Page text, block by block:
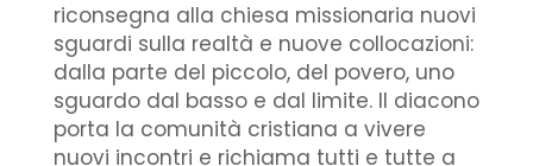
riconsegna alla chiesa missionaria nuovi
sguardi sulla realtà e nuove collocazioni:
dalla parte del piccolo, del povero, uno
sguardo dal basso e dal limite. Il diacono
porta la comunità cristiana a vivere
nuovi incontri e richiama tutti e tutte a